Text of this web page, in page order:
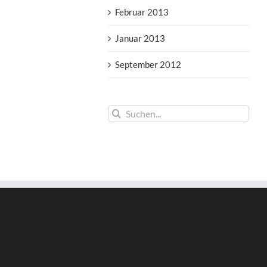
Februar 2013
Januar 2013
September 2012
Suche
nach: